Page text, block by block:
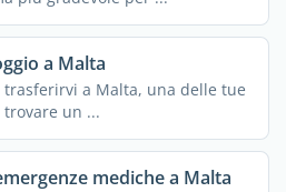
a Malta
a Malta, una delle tue
un ...
mediche a Malta